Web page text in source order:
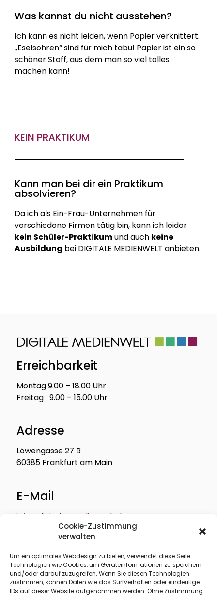
Cookie-Zustimmung
verwalten
Um ein optimales Webdesign zu bieten, verwendet diese Seite
Technologien wie Cookies, um Geräteinformationen zu speichern
und/oder darauf zuzugreifen. Wenn Sie diesen Technologien
zustimmen, können Daten wie das Surfverhalten oder eindeutige
IDs auf dieser Website aufgenommen werden. Ohne Zustimmung
Was kannst du nicht ausstehen?
Ich kann es nicht leiden, wenn Papier verknittert.
„Eselsohren“ sind für mich tabu! Papier ist ein so
schöner Stoff, aus dem man so viel tolles
machen kann!
KEIN PRAKTIKUM
Kann man bei dir ein Praktikum
absolvieren?
Da ich als Ein-Frau-Unternehmen für
verschiedene Firmen tätig bin, kann ich leider
kein Schüler-Praktikumund auch keine
Ausbildung bei DIGITALE MEDIENWELT anbieten.
Erreichbarkeit
Montag 9.00 – 18.00 Uhr
Freitag 9.00 – 15.00 Uhr
Adresse
Löwengasse 27 B
60385 Frankfurt am Main
E-Mail
info@digitale-medienwelt.de
Über mich
Profil
Leistungen
Seminare